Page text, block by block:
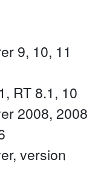
9, 10, 11
RT 8.1, 10
2008, 2008
version